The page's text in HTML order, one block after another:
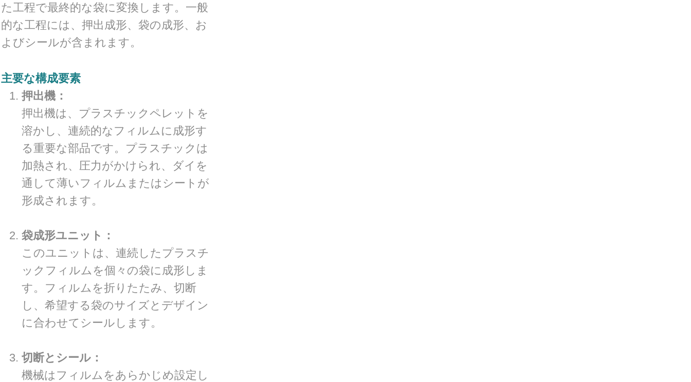
た工程で最終的な袋に変換します。一般
的な工程には、押出成形、袋の成形、お
よびシールが含まれます。
主要な構成要素
押出機：
押出機は、プラスチックペレットを
溶かし、連続的なフィルムに成形す
る重要な部品です。プラスチックは
加熱され、圧力がかけられ、ダイを
通して薄いフィルムまたはシートが
形成されます。
袋成形ユニット：
このユニットは、連続したプラスチ
ックフィルムを個々の袋に成形しま
す。フィルムを折りたたみ、切断
し、希望する袋のサイズとデザイン
に合わせてシールします。
切断とシール：
機械はフィルムをあらかじめ設定し